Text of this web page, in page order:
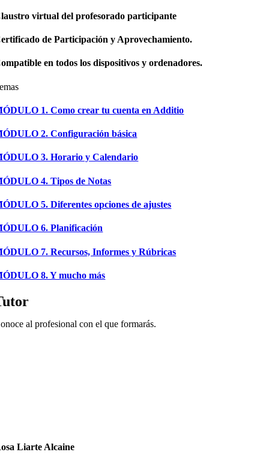
virtual del profesorado participante
de Participación y Aprovechamiento.
en todos los dispositivos y ordenadores.
1. Como crear tu cuenta en Additio
2. Configuración básica
3. Horario y Calendario
4. Tipos de Notas
5. Diferentes opciones de ajustes
6. Planificación
7. Recursos, Informes y Rúbricas
8. Y mucho más
al profesional con el que formarás.
Liarte Alcaine